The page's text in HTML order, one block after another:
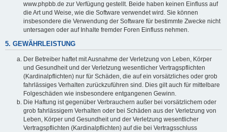
www.phpbb.de zur Verfügung gestellt. Beide haben keinen Einfluss auf
die Art und Weise, wie die Software verwendet wird. Sie können
insbesondere die Verwendung der Software für bestimmte Zwecke nicht
untersagen oder auf Inhalte fremder Foren Einfluss nehmen.
5. GEWÄHRLEISTUNG
Der Betreiber haftet mit Ausnahme der Verletzung von Leben, Körper
und Gesundheit und der Verletzung wesentlicher Vertragspflichten
(Kardinalpflichten) nur für Schäden, die auf ein vorsätzliches oder grob
fahrlässiges Verhalten zurückzuführen sind. Dies gilt auch für mittelbare
Folgeschäden wie insbesondere entgangenen Gewinn.
Die Haftung ist gegenüber Verbrauchern außer bei vorsätzlichem oder
grob fahrlässigem Verhalten oder bei Schäden aus der Verletzung von
Leben, Körper und Gesundheit und der Verletzung wesentlicher
Vertragspflichten (Kardinalpflichten) auf die bei Vertragsschluss